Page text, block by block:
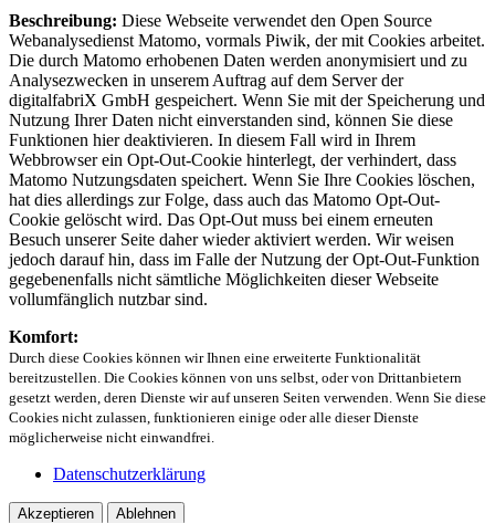
Beschreibung: Diese Webseite verwendet den Open Source
Webanalysedienst Matomo, vormals Piwik, der mit Cookies arbeitet.
Die durch Matomo erhobenen Daten werden anonymisiert und zu
Analysezwecken in unserem Auftrag auf dem Server der
digitalfabriX GmbH gespeichert. Wenn Sie mit der Speicherung und
Nutzung Ihrer Daten nicht einverstanden sind, können Sie diese
Funktionen hier deaktivieren. In diesem Fall wird in Ihrem
Webbrowser ein Opt-Out-Cookie hinterlegt, der verhindert, dass
Matomo Nutzungsdaten speichert. Wenn Sie Ihre Cookies löschen,
hat dies allerdings zur Folge, dass auch das Matomo Opt-Out-
Cookie gelöscht wird. Das Opt-Out muss bei einem erneuten
Besuch unserer Seite daher wieder aktiviert werden. Wir weisen
jedoch darauf hin, dass im Falle der Nutzung der Opt-Out-Funktion
gegebenenfalls nicht sämtliche Möglichkeiten dieser Webseite
vollumfänglich nutzbar sind.
Komfort:
Durch diese Cookies können wir Ihnen eine erweiterte Funktionalität
bereitzustellen. Die Cookies können von uns selbst, oder von Drittanbietern
gesetzt werden, deren Dienste wir auf unseren Seiten verwenden. Wenn Sie diese
Cookies nicht zulassen, funktionieren einige oder alle dieser Dienste
möglicherweise nicht einwandfrei.
Datenschutzerklärung
Akzeptieren Ablehnen